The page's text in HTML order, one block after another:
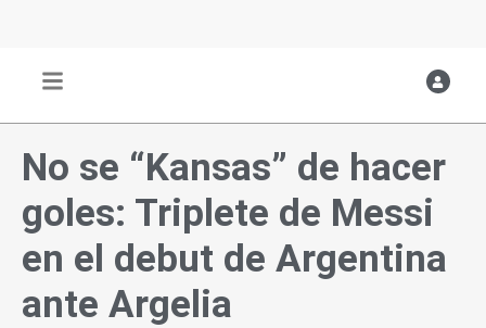
No se “Kansas” de hacer
goles: Triplete de Messi
en el debut de Argentina
ante Argelia